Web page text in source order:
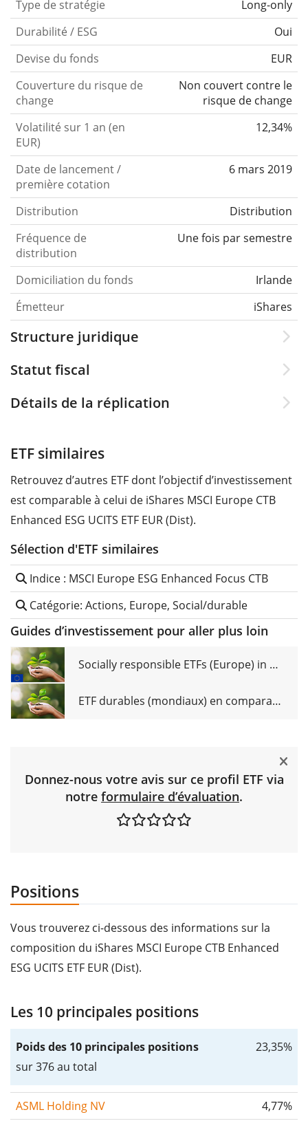
Type de stratégie
Long-only
Durabilité / ESG
Oui
Devise du fonds
EUR
Couverture du risque de
change
Non couvert contre le
risque de change
Volatilité sur 1 an (en
EUR)
12,34%
Date de lancement /
première cotation
6 mars 2019
Distribution
Distribution
Fréquence de
distribution
Une fois par semestre
Domiciliation du fonds
Irlande
Émetteur
iShares
Structure juridique
Statut fiscal
Détails de la réplication
ETF similaires
Retrouvez d’autres ETF dont l’objectif d’investissement
est comparable à celui de iShares MSCI Europe CTB
Enhanced ESG UCITS ETF EUR (Dist).
Sélection d'ETF similaires
Indice : MSCI Europe ESG Enhanced Focus CTB
Catégorie: Actions, Europe, Social/durable
Guides d’investissement pour aller plus loin
Socially responsible ETFs (Europe) in comparison
ETF durables (mondiaux) en comparaison
Donnez-nous votre avis sur ce profil ETF via
notre formulaire d’évaluation.
Positions
Vous trouverez ci-dessous des informations sur la
composition du iShares MSCI Europe CTB Enhanced
ESG UCITS ETF EUR (Dist).
Les 10 principales positions
Poids des 10 principales positions
sur 376 au total
23,35%
ASML Holding NV
4,77%